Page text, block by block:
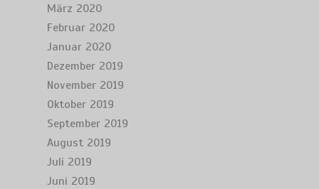
März 2020
Februar 2020
Januar 2020
Dezember 2019
November 2019
Oktober 2019
September 2019
August 2019
Juli 2019
Juni 2019